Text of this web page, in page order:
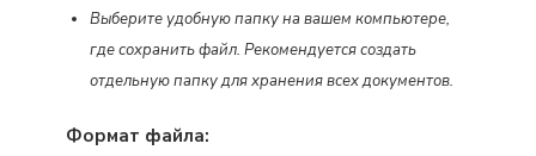
Выберите удобную папку на вашем компьютере,
где сохранить файл. Рекомендуется создать
отдельную папку для хранения всех документов.
Формат файла: